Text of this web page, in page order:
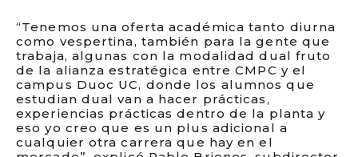
“Tenemos una oferta académica tanto diurna
como vespertina, también para la gente que
trabaja, algunas con la modalidad dual fruto
de la alianza estratégica entre CMPC y el
campus Duoc UC, donde los alumnos que
estudian dual van a hacer prácticas,
experiencias prácticas dentro de la planta y
eso yo creo que es un plus adicional a
cualquier otra carrera que hay en el